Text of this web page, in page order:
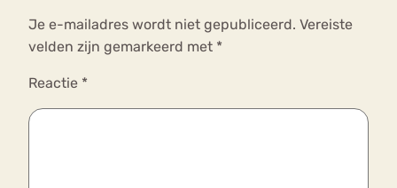
Je e-mailadres wordt niet gepubliceerd. Vereiste
velden zijn gemarkeerd met *
Reactie *